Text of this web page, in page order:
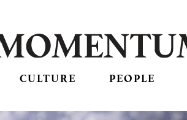
CULTURE PEOPLE